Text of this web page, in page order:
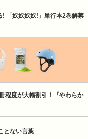
「奴奴奴奴!」単行本2巻解禁
程度が大幅割引！『やわらか
とない言葉